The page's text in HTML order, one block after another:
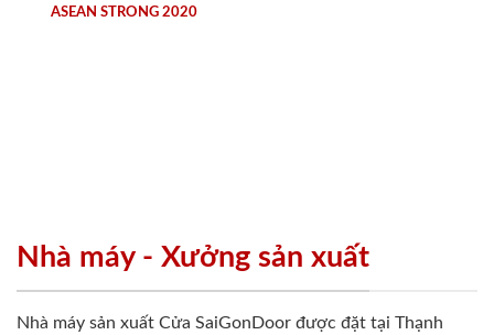
ASEAN STRONG 2020
Nhà máy - Xưởng sản xuất
Nhà máy sản xuất Cửa SaiGonDoor được đặt tại Thạnh